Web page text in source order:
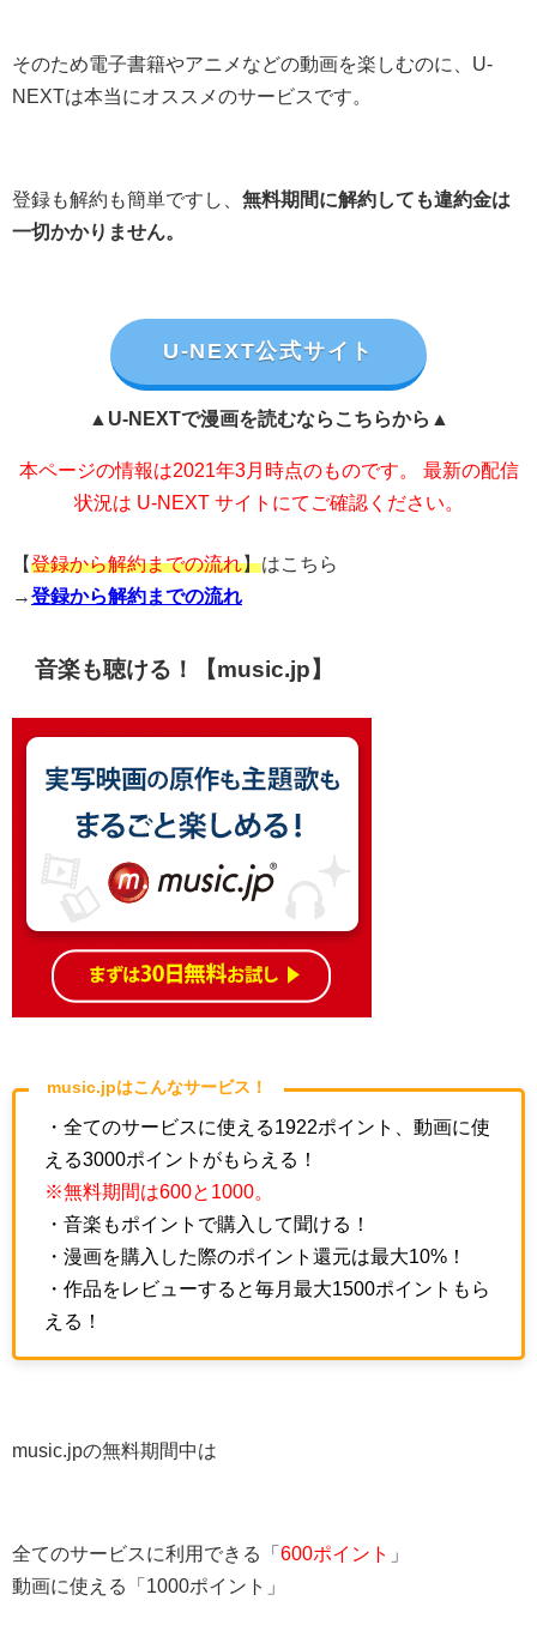
そのため電子書籍やアニメなどの動画を楽しむのに、U-
NEXTは本当にオススメのサービスです。
登録も解約も簡単ですし、 無料期間に解約しても違約金は
一切かかりません。
U-NEXT公式サイト
▲U-NEXTで漫画を読むならこちらから▲
本ページの情報は2021年3月時点のものです。 最新の配信
状況は U-NEXT サイトにてご確認ください。
【登録から解約までの流れ】はこちら
→登録から解約までの流れ
音楽も聴ける！【music.jp】
music.jpはこんなサービス！
・全てのサービスに使える1922ポイント、動画に使
える3000ポイントがもらえる！
※無料期間は600と1000。
・音楽もポイントで購入して聞ける！
・漫画を購入した際のポイント還元は最大10%！
・作品をレビューすると毎月最大1500ポイントもら
える！
music.jpの無料期間中は
全てのサービスに利用できる「 600ポイント
」
動画に使える「1000ポイント」